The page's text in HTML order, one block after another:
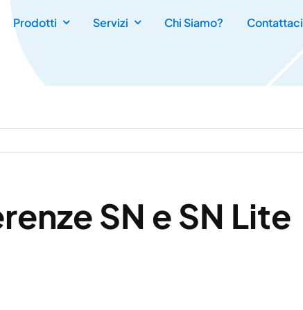
Prodotti Servizi Chi Siamo? Contattaci
SN e SN Lite